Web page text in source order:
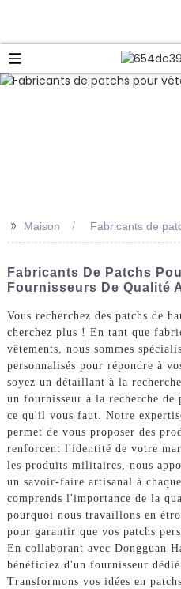
>> Maison Fabricants de
Fabricants De Patchs
Fournisseurs De Qualité
Vous recherchez des patchs de
cherchez plus ! En tant que
vêtements, nous sommes
personnalisés pour répondre à
soyez un détaillant à la
un fournisseur à la recherche de
ce qu'il vous faut. Notre
permet de vous proposer des
renforcent l'identité de votre
les produits militaires, nous
un savoir-faire artisanal à
comprends l'importance de la
pourquoi nous travaillons en
pour garantir que vos patchs
En collaborant avec Dongguan
bénéficiez d'un fournisseur
Transformons vos idées en